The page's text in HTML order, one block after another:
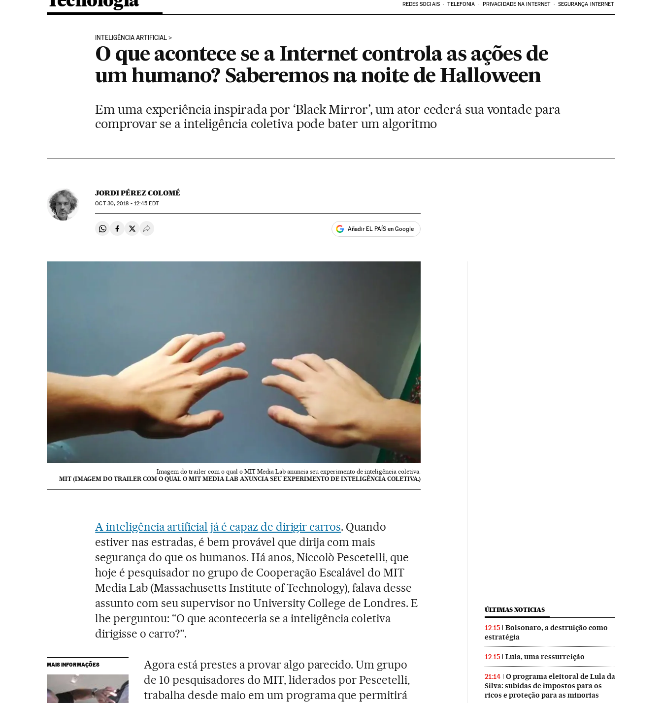
REDES SOCIAIS TELEFONIA PRIVACIDADE NA INTERNET SEGURANÇA INTERNET
INTELIGÊNCIA ARTIFICIAL
O que acontece se a Internet controla as ações de
um humano? Saberemos na noite de Halloween
Em uma experiência inspirada por ‘Black Mirror’, um ator cederá sua vontade para
comprovar se a inteligência coletiva pode bater um algoritmo
JORDI PÉREZ COLOMÉ
OCT30, 2018 - 12:45 EDT
Compartir en Whatsapp
Compartir en Facebook
Compartir en Twitter
Desplegar Redes Sociales Añadir EL PAÍS en Google
Imagem do trailer com o qual o MIT Media Lab anuncia seu experimento de inteligência coletiva.
MIT (IMAGEM DO TRAILER COM O QUAL O MIT MEDIA LAB ANUNCIA SEU EXPERIMENTO DE INTELIGÊNCIA COLETIVA.)
A inteligência artificial já é capaz de dirigir carros. Quando
estiver nas estradas, é bem provável que dirija com mais
segurança do que os humanos. Há anos, Niccolò Pescetelli, que
hoje é pesquisador no grupo de Cooperação Escalável do MIT
Media Lab (Massachusetts Institute of Technology), falava desse
assunto com seu supervisor no University College de Londres. E
lhe perguntou: “O que aconteceria se a inteligência coletiva
dirigisse o carro?”.
MAIS INFORMAÇÕES
Agora está prestes a provar algo parecido. Um grupo
de 10 pesquisadores do MIT, liderados por Pescetelli,
trabalha desde maio em um programa que permitirá
ÚLTIMAS NOTICIAS
12:15
Bolsonaro, a destruição como
estratégia
12:15 Lula, uma ressurreição
21:14
O programa eleitoral de Lula da
Silva: subidas de impostos para os
ricos e proteção para as minorias